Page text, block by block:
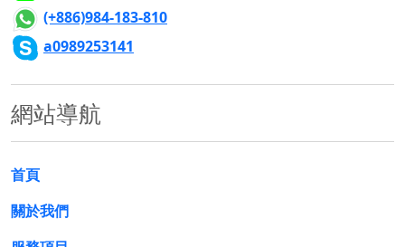
(+886)984-183-810
a0989253141
網站導航
首頁
關於我們